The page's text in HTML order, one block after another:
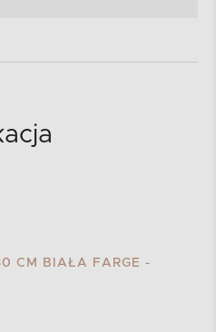
CM BIAŁA FARGE -